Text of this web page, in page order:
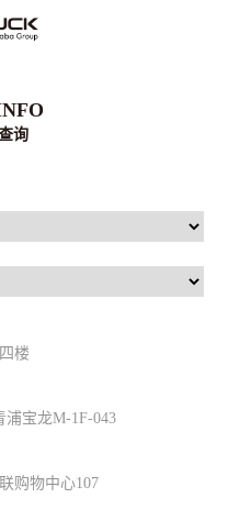
询
楼
浦宝龙M-1F-043
购物中心107